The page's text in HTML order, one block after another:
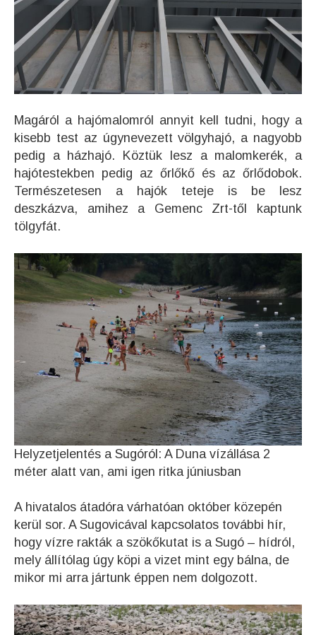
Magáról a hajómalomról annyit kell tudni, hogy a
kisebb test az úgynevezett völgyhajó, a nagyobb
pedig a házhajó. Köztük lesz a malomkerék, a
hajótestekben pedig az őrlőkő és az őrlődobok.
Természetesen a hajók teteje is be lesz
deszkázva, amihez a Gemenc Zrt-től kaptunk
tölgyfát.
Helyzetjelentés a Sugóról: A Duna vízállása 2
méter alatt van, ami igen ritka júniusban
A hivatalos átadóra várhatóan október közepén
kerül sor. A Sugovicával kapcsolatos további hír,
hogy vízre rakták a szökőkutat is a Sugó – hídról,
mely állítólag úgy köpi a vizet mint egy bálna, de
mikor mi arra jártunk éppen nem dolgozott.